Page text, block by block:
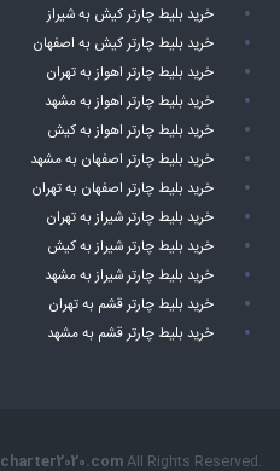
خرید بلیط چارتر کیش به شیراز
خرید بلیط چارتر کیش به اصفهان
خرید بلیط چارتر اهواز به تهران
خرید بلیط چارتر اهواز به مشهد
خرید بلیط چارتر اهواز به کیش
خرید بلیط چارتر اصفهان به مشهد
خرید بلیط چارتر اصفهان به تهران
خرید بلیط چارتر شیراز به تهران
خرید بلیط چارتر شیراز به کیش
خرید بلیط چارتر شیراز به مشهد
خرید بلیط چارتر قشم به تهران
خرید بلیط چارتر قشم به مشهد
charter2020.comAll Rights Reserved.